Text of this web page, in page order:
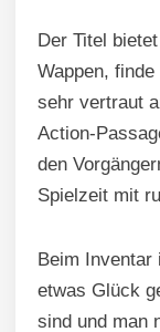
Der Titel
Wappen,
sehr vertraut
Action-
den
Spielzeit mit
Beim
etwas Glück
sind und man